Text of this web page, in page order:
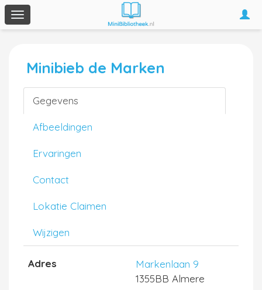
Toggle
navigation
Minibieb de Marken
Gegevens
Afbeeldingen
Ervaringen
Contact
Lokatie Claimen
Wijzigen
Adres
Markenlaan 9
1355BB Almere